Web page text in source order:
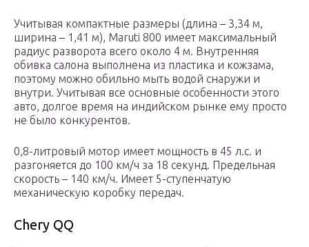
Учитывая компактные размеры (длина – 3,34 м,
ширина – 1,41 м), Maruti 800 имеет максимальный
радиус разворота всего около 4 м. Внутренняя
обивка салона выполнена из пластика и кожзама,
поэтому можно обильно мыть водой снаружи и
внутри. Учитывая все основные особенности этого
авто, долгое время на индийском рынке ему просто
не было конкурентов.
0,8-литровый мотор имеет мощность в 45 л.с. и
разгоняется до 100 км/ч за 18 секунд. Предельная
скорость – 140 км/ч. Имеет 5-ступенчатую
механическую коробку передач.
Chery QQ